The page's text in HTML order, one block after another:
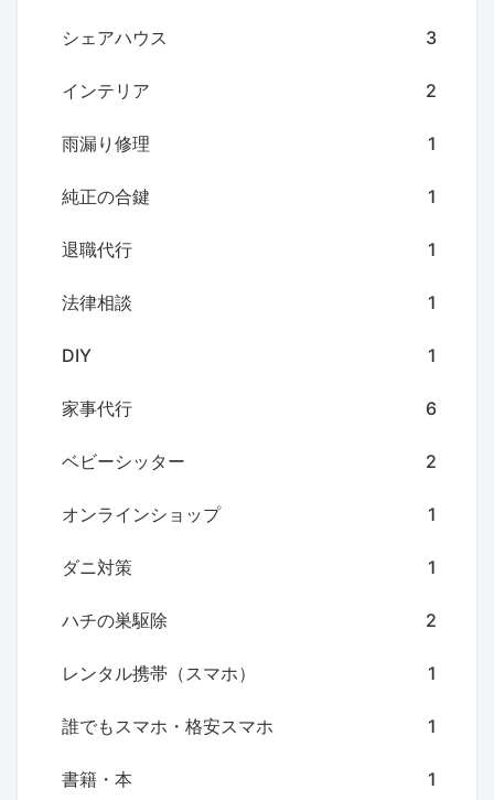
シェアハウス 3
インテリア 2
雨漏り修理 1
純正の合鍵 1
退職代行 1
法律相談 1
DIY 1
家事代行 6
ベビーシッター 2
オンラインショップ 1
ダニ対策 1
ハチの巣駆除 2
レンタル携帯（スマホ） 1
誰でもスマホ・格安スマホ 1
書籍・本 1